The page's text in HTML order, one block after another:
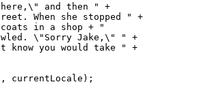
and then " +
When she stopped " +
in a shop + "
\"Sorry Jake,\" " +
know you would take " +